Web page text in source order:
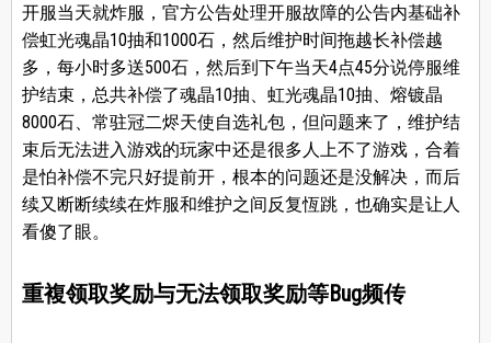
开服当天就炸服，官方公告处理开服故障的公告内基础补
偿虹光魂晶10抽和1000石，然后维护时间拖越长补偿越
多，每小时多送500石，然后到下午当天4点45分说停服维
护结束，总共补偿了魂晶10抽、虹光魂晶10抽、熔镀晶
8000石、常驻冠二烬天使自选礼包，但问题来了，维护结
束后无法进入游戏的玩家中还是很多人上不了游戏，合着
是怕补偿不完只好提前开，根本的问题还是没解决，而后
续又断断续续在炸服和维护之间反复恆跳，也确实是让人
看傻了眼。
重複领取奖励与无法领取奖励等Bug频传